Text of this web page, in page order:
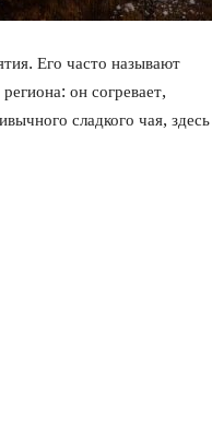
+
. Его часто называют
он согревает,
сладкого чая, здесь